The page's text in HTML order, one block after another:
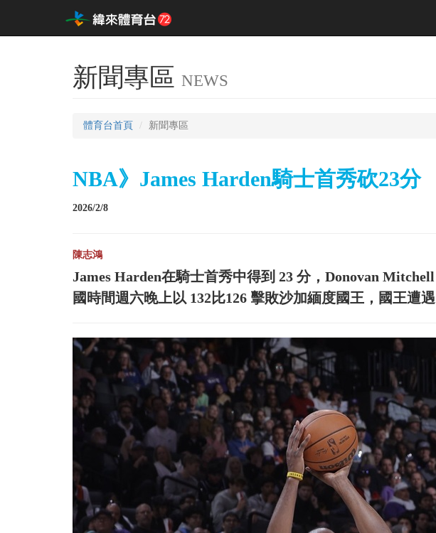
新聞專區 NEWS
體育台首頁 新聞專區
NBA》James Harden騎士首秀砍23
2026/2/8
陳志鴻
James Harden在騎士首秀中得到 23 分，Donovan
國時間週六晚上以 132比126 擊敗沙加緬度國王，國王遭遇